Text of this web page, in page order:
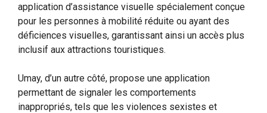
application d’assistance visuelle spécialement conçue
pour les personnes à mobilité réduite ou ayant des
déficiences visuelles, garantissant ainsi un accès plus
inclusif aux attractions touristiques.
Umay, d’un autre côté, propose une application
permettant de signaler les comportements
inappropriés, tels que les violences sexistes et